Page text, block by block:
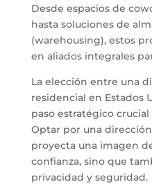
Desde espacios de
hasta soluciones de
(warehousing), estos
en aliados integrales
La elección entre una
residencial en Estados
paso estratégico
Optar por una
proyecta una imagen
confianza, sino que
privacidad y seguridad.